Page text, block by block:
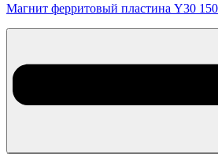
Магнит ферритовый пластина Y30